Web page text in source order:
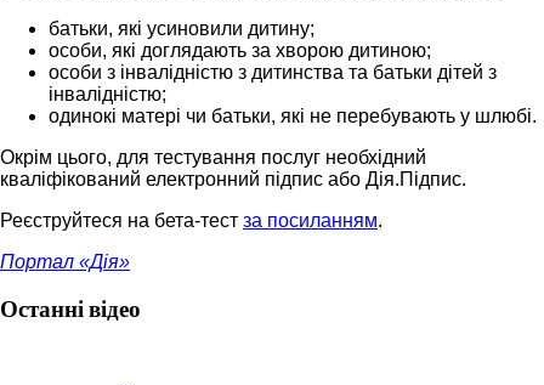
батьки, які усиновили дитину;
особи, які доглядають за хворою дитиною;
особи з інвалідністю з дитинства та батьки дітей з
інвалідністю;
одинокі матері чи батьки, які не перебувають у шлюбі.
Окрім цього, для тестування послуг необхідний
кваліфікований електронний підпис або Дія.Підпис.
Реєструйтеся на бета-тест за посиланням.
Портал «Дія»
Останні відео